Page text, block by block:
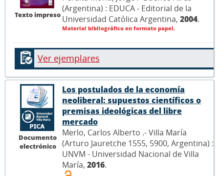
Texto impreso
(Argentina) : EDUCA - Editorial de la
Universidad Católica Argentina, 2004.
Material bibliográfico en formato papel.
Ver ejemplares
Documento
electrónico
Los postulados de la economía
neoliberal: supuestos científicos o
premisas ideológicas del libre
mercado
Merlo, Carlos Alberto .- Villa María
(Arturo Jauretche 1555, 5900, Argentina) :
UNVM - Universidad Nacional de Villa
María, 2016.